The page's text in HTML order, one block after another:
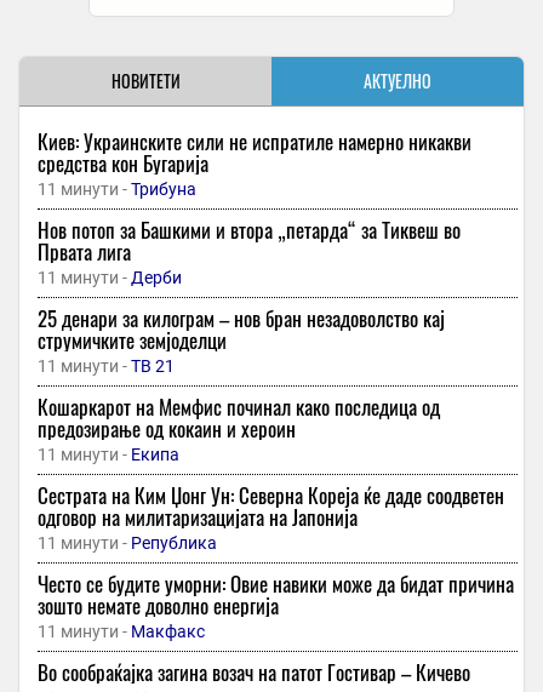
НОВИТЕТИ АКТУЕЛНО
Киев: Украинските сили не испратиле намерно никакви
средства кон Бугарија
11 минути -Трибуна
Нов потоп за Башкими и втора „петарда“ за Тиквеш во
Првата лига
11 минути - Дерби
25 денари за килограм – нов бран незадоволство кај
струмичките земјоделци
11 минути -ТВ 21
Кошаркарот на Мемфис починал како последица од
предозирање од кокаин и хероин
11 минути - Екипа
Сестрата на Ким Џонг Ун: Cеверна Кореја ќе даде соодветен
одговор на милитаризацијата на Јапонија
11 минути - Република
Често се будите уморни: Овие навики може да бидат причина
зошто немате доволно енергија
11 минути - Макфакс
Во сообраќајка загина возач на патот Гостивар – Кичево